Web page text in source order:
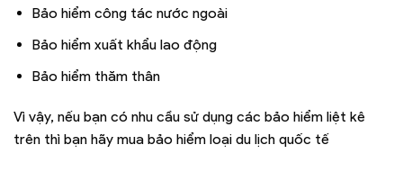
Bảo hiểm công tác nước ngoài
Bảo hiểm xuất khẩu lao động
Bảo hiểm thăm thân
Vì vậy, nếu bạn có nhu cầu sử dụng các bảo hiểm liệt kê
trên thì bạn hãy mua bảo hiểm loại du lịch quốc tế